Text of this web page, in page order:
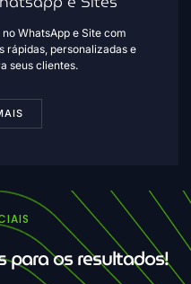
WhatsApp e Site com
rápidas, personalizadas e
seus clientes.
para os resultados!